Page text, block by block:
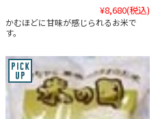
¥8,680(税込)
かむほどに甘味が感じられるお米で
す。